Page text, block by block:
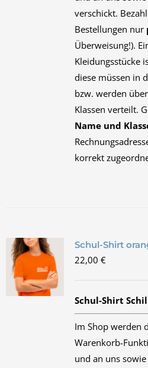
verschickt.
Bestellungen nur
Überweisung!).
Kleidungsstücke
diese müssen in
bzw. werden
Klassen verteilt.
Name und
korrekt
Schul-Shirt
22,00 €
Schul-Shirt
Im Shop werden
Warenkorb-
und an uns